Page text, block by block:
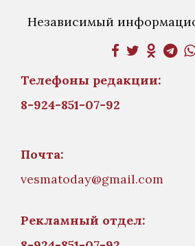
Независимый
Телефоны редакции:
8-924-851-07-92
Почта:
vesmatoday@gmail.com
Рекламный отдел: